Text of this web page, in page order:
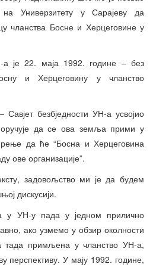
Универзитету у Сарајеву да
чланства Босне и Херцеговине у
а је 22. маја 1992. године – без
и Херцеговину у чланство
безбједности УН-а усвојио
да се ова земља прими у
да ће “Босна и Херцеговина
ове организације”.
задовољство ми је да будем
дискусији.
у УН-у пада у једном прилично
ако узмемо у обзир околности
тада примљена у чланство УН-а,
перспективу. У мају 1992. године,